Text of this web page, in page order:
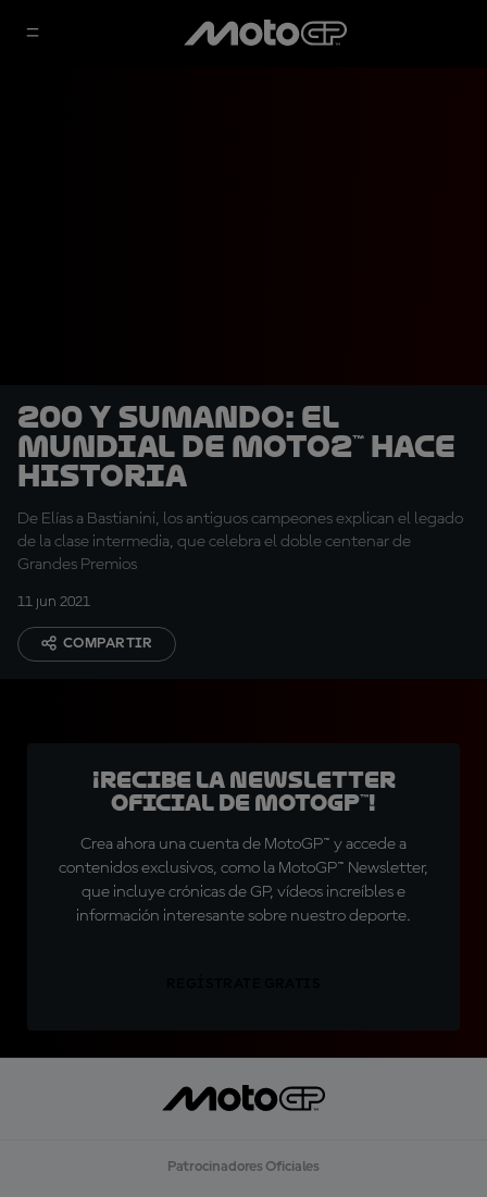
200 y sumando: El
Mundial de Moto2™ hace
historia
De Elías a Bastianini, los antiguos campeones explican el legado
de la clase intermedia, que celebra el doble centenar de
Grandes Premios
11 jun 2021
COMPARTIR
¡Recibe la Newsletter
oficial de MotoGP™!
Crea ahora una cuenta de MotoGP™ y accede a
contenidos exclusivos, como la MotoGP™ Newsletter,
que incluye crónicas de GP, vídeos increíbles e
información interesante sobre nuestro deporte.
Patrocinadores Oficiales